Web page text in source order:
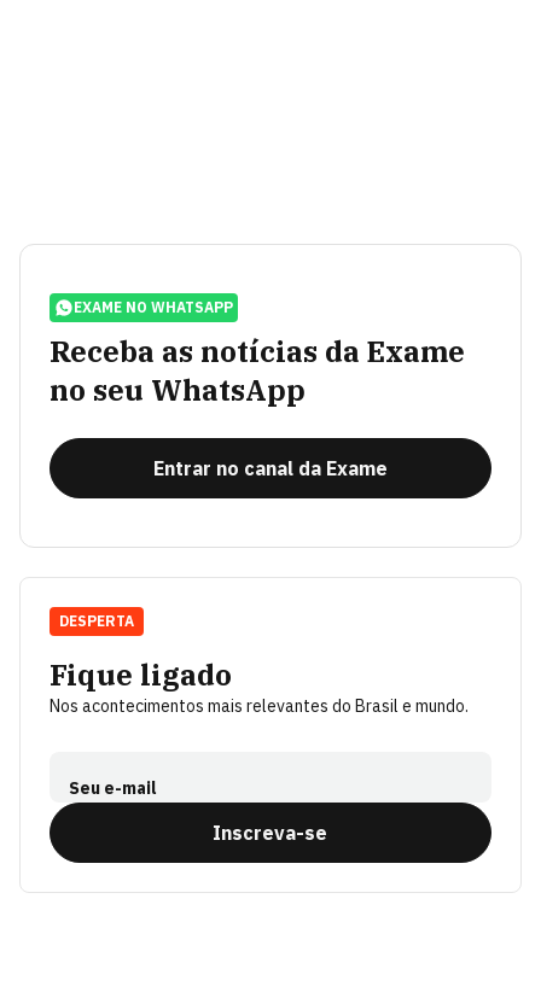
EXAME NO WHATSAPP
Receba as notícias da Exame
no seu WhatsApp
Entrar no canal da Exame
Fique ligado
Nos acontecimentos mais relevantes do Brasil e mundo.
Seu e-mail
Inscreva-se
DESPERTA